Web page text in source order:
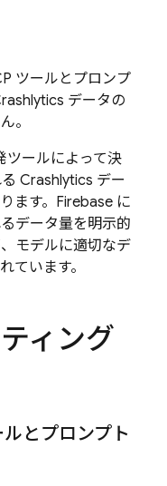
ツールとプロンプ
データの
。
ツールによって決
Crashlytics デー
ます。Firebase に
データ量を明示的
モデルに適切なデ
ています。
ィング
とプロンプト